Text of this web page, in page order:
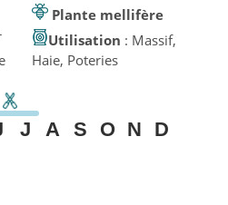
Plante mellifère
Utilisation : Massif,
Haie, Poteries
J A S O N D